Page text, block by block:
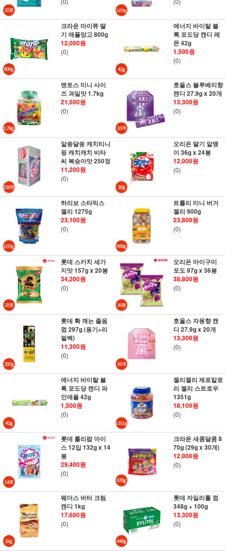
크라운 마이쮸 딸
기 애플망고 800g
12,000원
(0)
에너지 바이탈 블
록 포도당 캔디 레
몬 42g
1,500원
(0)
멘토스 미니 사이
즈 과일맛 1.7kg
21,500원
(0)
호올스 블루베리향
캔디 27.9g x 20개
13,300원
(0)
알쏭달쏭 캐치티니
핑 캐치캐치 비타
씨 복숭아맛 250정
11,200원
(0)
오리온 딸기 알맹
이 36g x 24봉
12,000원
(0)
하리보 스타믹스
젤리 1275g
23,100원
(0)
트롤리 미니 버거
젤리 900g
23,800원
(0)
롯데 스카치 세가
지맛 157g x 20봉
34,200원
(0)
오리온 마이구미
포도 97g x 36봉
38,800원
(0)
롯데 확 깨는 졸음
껌 297g (용기+리
필백)
11,300원
(0)
호올스 자몽향 캔
디 27.9g x 20개
13,300원
(0)
에너지 바이탈 블
록 포도당 캔디 파
인애플 42g
1,500원
(0)
젤리젤리 제로칼로
리 젤리 스트로우
1351g
18,100원
(0)
롯데 롤리팝 아이
스 12입 132g x 14
봉
29,400원
(0)
크라운 새콤달콤 8
70g (29g x 30개)
12,000원
(0)
웨더스 버터 크림
캔디 1kg
17,600원
(0)
롯데 자일리톨 껌
348g + 100g
13,300원
(0)